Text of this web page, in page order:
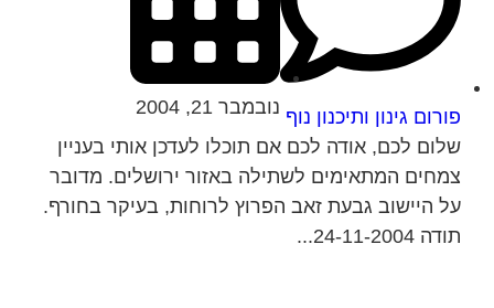
פורום גינון ותיכנון נוף נובמבר 21, 2004
שלום לכם, אודה לכם אם תוכלו לעדכן אותי בעניין
צמחים המתאימים לשתילה באזור ירושלים. מדובר
על היישוב גבעת זאב הפרוץ לרוחות, בעיקר בחורף.
תודה 24-11-2004...